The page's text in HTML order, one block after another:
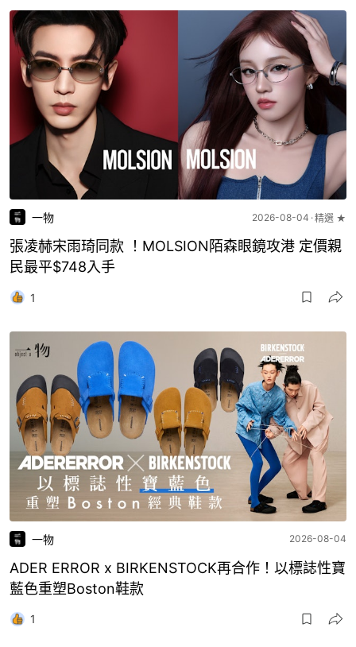
一物 2026-08-04 精選 ★
張凌赫宋雨琦同款 ！MOLSION陌森眼鏡攻港 定價親
民最平$748入手
1
一物 2026-08-04
ADER ERROR x BIRKENSTOCK再合作！以標誌性寶
藍色重塑Boston鞋款
1